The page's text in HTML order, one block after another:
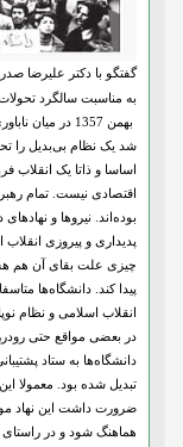
گفتگو با دکتر علیرضا
به مناسبت سالگرد
بهمن 1357 در
شد یک نظام بی‌بدیل را
اساسا و ذاتا یک
اقتصادی نیست. تمام
بوده‌اند. نیروها و
پدیداری و پیروزی
چیزی علت بقای آن هم
پیدا کند. دانشگاه‌ها
انقلاب اسلامی و نظام
در بعضی مواقع حتی
دانشگاه‌ها به ستاد
تبدیل شده بود. معمولا این
ضرورت داشت این نهاد
هماهنگ شود و در